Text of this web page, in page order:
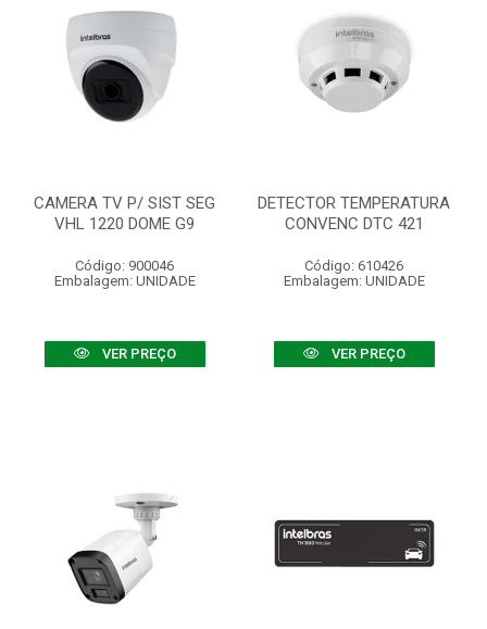
CAMERA TV P/ SIST SEG
VHL 1220 DOME G9
Código: 900046
Embalagem: UNIDADE
VER PREÇO
DETECTOR TEMPERATURA
CONVENC DTC 421
Código: 610426
Embalagem: UNIDADE
VER PREÇO